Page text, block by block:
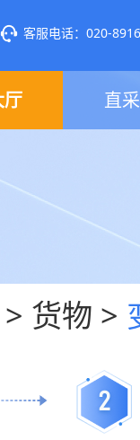
客服电话：020-
直
> 货物 >
2